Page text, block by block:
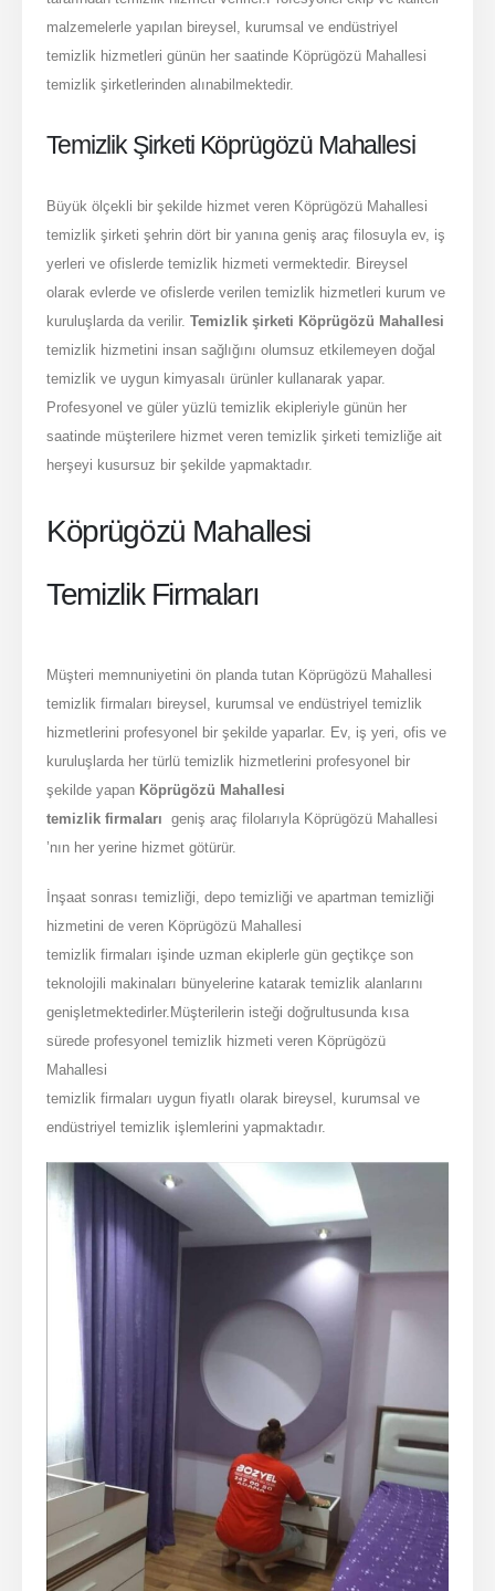
malzemelerle yapılan bireysel, kurumsal ve endüstriyel
temizlik hizmetleri günün her saatinde Köprügözü Mahallesi
temizlik şirketlerinden alınabilmektedir.
Temizlik Şirketi Köprügözü Mahallesi
Büyük ölçekli bir şekilde hizmet veren Köprügözü Mahallesi
temizlik şirketi şehrin dört bir yanına geniş araç filosuyla ev, iş
yerleri ve ofislerde temizlik hizmeti vermektedir. Bireysel
olarak evlerde ve ofislerde verilen temizlik hizmetleri kurum ve
kuruluşlarda da verilir.Temizlik şirketi Köprügözü Mahallesi
temizlik hizmetini insan sağlığını olumsuz etkilemeyen doğal
temizlik ve uygun kimyasalı ürünler kullanarak yapar.
Profesyonel ve güler yüzlü temizlik ekipleriyle günün her
saatinde müşterilere hizmet veren temizlik şirketi temizliğe ait
herşeyi kusursuz bir şekilde yapmaktadır.
Köprügözü Mahallesi
Temizlik Firmaları
Müşteri memnuniyetini ön planda tutan Köprügözü Mahallesi
temizlik firmaları bireysel, kurumsal ve endüstriyel temizlik
hizmetlerini profesyonel bir şekilde yaparlar. Ev, iş yeri, ofis ve
kuruluşlarda her türlü temizlik hizmetlerini profesyonel bir
şekilde yapan Köprügözü Mahallesi
temizlik firmalarıgeniş araç filolarıyla Köprügözü Mahallesi
’nın her yerine hizmet götürür.
İnşaat sonrası temizliği, depo temizliği ve apartman temizliği
hizmetini de veren Köprügözü Mahallesi
temizlik firmaları işinde uzman ekiplerle gün geçtikçe son
teknolojili makinaları bünyelerine katarak temizlik alanlarını
genişletmektedirler.Müşterilerin isteği doğrultusunda kısa
sürede profesyonel temizlik hizmeti veren Köprügözü
Mahallesi
temizlik firmaları uygun fiyatlı olarak bireysel, kurumsal ve
endüstriyel temizlik işlemlerini yapmaktadır.